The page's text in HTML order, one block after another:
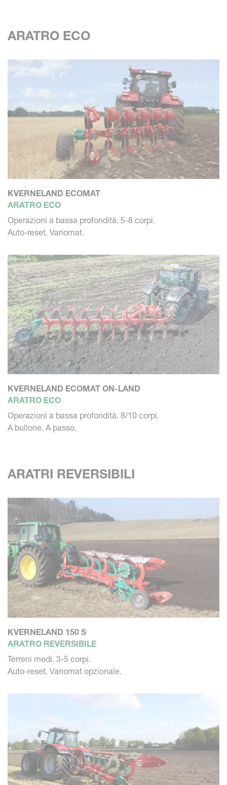
ARATRO ECO
KVERNELAND ECOMAT
ARATRO ECO
Operazioni a bassa profondità. 5-8 corpi.
Auto-reset. Variomat.
KVERNELAND ECOMAT ON-LAND
ARATRO ECO
Operazioni a bassa profondità. 8/10 corpi.
A bullone. A passo.
ARATRI REVERSIBILI
KVERNELAND 150 S
ARATRO REVERSIBILE
Terreni medi. 3-5 corpi.
Auto-reset. Variomat opzionale.